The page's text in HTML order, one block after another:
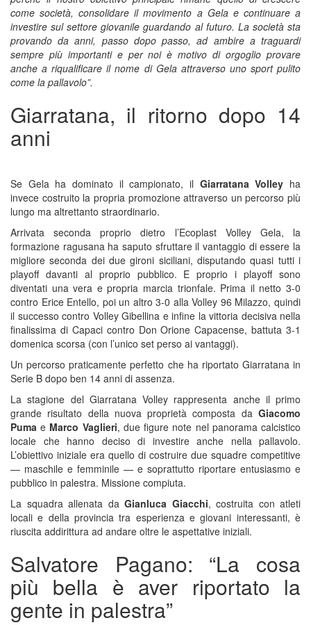
come società, consolidare il movimento a Gela e continuare a
investire sul settore giovanile guardando al futuro. La società sta
provando da anni, passo dopo passo, ad ambire a traguardi
sempre più importanti e per noi è motivo di orgoglio provare
anche a riqualificare il nome di Gela attraverso uno sport pulito
come la pallavolo”.
Giarratana, il ritorno dopo 14
anni
Se Gela ha dominato il campionato, il Giarratana Volley ha
invece costruito la propria promozione attraverso un percorso più
lungo ma altrettanto straordinario.
Arrivata seconda proprio dietro l’Ecoplast Volley Gela, la
formazione ragusana ha saputo sfruttare il vantaggio di essere la
migliore seconda dei due gironi siciliani, disputando quasi tutti i
playoff davanti al proprio pubblico. E proprio i playoff sono
diventati una vera e propria marcia trionfale. Prima il netto 3-0
contro Erice Entello, poi un altro 3-0 alla Volley 96 Milazzo, quindi
il successo contro Volley Gibellina e infine la vittoria decisiva nella
finalissima di Capaci contro Don Orione Capacense, battuta 3-1
domenica scorsa (con l’unico set perso ai vantaggi).
Un percorso praticamente perfetto che ha riportato Giarratana in
Serie B dopo ben 14 anni di assenza.
La stagione del Giarratana Volley rappresenta anche il primo
grande risultato della nuova proprietà composta da Giacomo
Puma e Marco Vaglieri, due figure note nel panorama calcistico
locale che hanno deciso di investire anche nella pallavolo.
L’obiettivo iniziale era quello di costruire due squadre competitive
— maschile e femminile — e soprattutto riportare entusiasmo e
pubblico in palestra. Missione compiuta.
La squadra allenata da Gianluca Giacchi, costruita con atleti
locali e della provincia tra esperienza e giovani interessanti, è
riuscita addirittura ad andare oltre le aspettative iniziali.
Salvatore Pagano: “La cosa
più bella è aver riportato la
gente in palestra”